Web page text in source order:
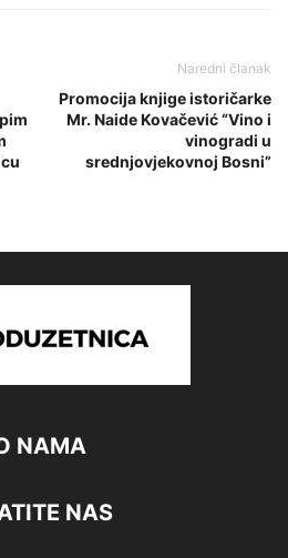
Naredni članak
Promocija knjige istoričarke
Mr. Naide Kovačević “Vino i
vinogradi u
srednjovjekovnoj Bosni”
NAMA
NAS